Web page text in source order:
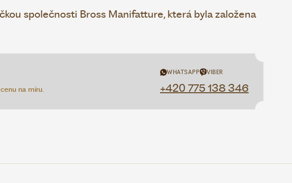
společnosti Bross Manifatture, která byla založena
na míru.
WHATSAPP VIBER
+420 775 138 346